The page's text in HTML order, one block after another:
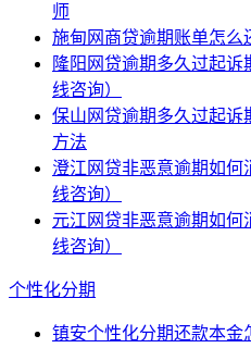
师
施甸网商贷逾期账单怎么
隆阳网贷逾期多久过起
线咨询）
保山网贷逾期多久过起诉
方法
澄江网贷非恶意逾期如何
线咨询）
元江网贷非恶意逾期如何
线咨询）
个性化分期
镇安个性化分期还款本金